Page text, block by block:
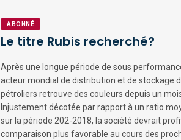
ABONNÉ
Le titre Rubis recherché?
Après une longue période de sous
acteur mondial de distribution et de stockage
pétroliers retrouve des couleurs depuis un
Injustement décotée par rapport à un ratio
sur la période 202-2018, la société devrait
comparaison plus favorable au cours des